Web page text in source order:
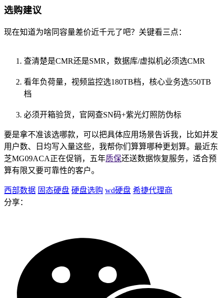
选购建议
现在知道为啥同容量差价近千元了吧？关键看三点：
查清楚是CMR还是SMR，数据库/虚拟机必须选CMR
看年负荷量，视频监控选180TB档，核心业务选550TB
档
必须开箱验货，官网查SN码+紫光灯照防伪标
要是拿不准该选哪款，可以把具体应用场景告诉我，比如并发
用户数、日均写入量这些，我帮你们算算哪种更划算。最近东
芝MG09ACA正在促销，五年质保还送数据恢复服务，适合预
算有限又要可靠性的客户。
西部数据 固态硬盘 硬盘选购 wd硬盘 希捷代理商
分享：